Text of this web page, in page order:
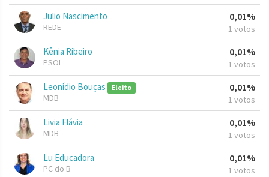
Julio Nascimento
REDE
0,01%
1 votos
Kênia Ribeiro
PSOL
0,01%
1 votos
Leonídio Bouças Eleito
MDB
0,01%
1 votos
Livia Flávia
MDB
0,01%
1 votos
Lu Educadora
PC do B
0,01%
1 votos